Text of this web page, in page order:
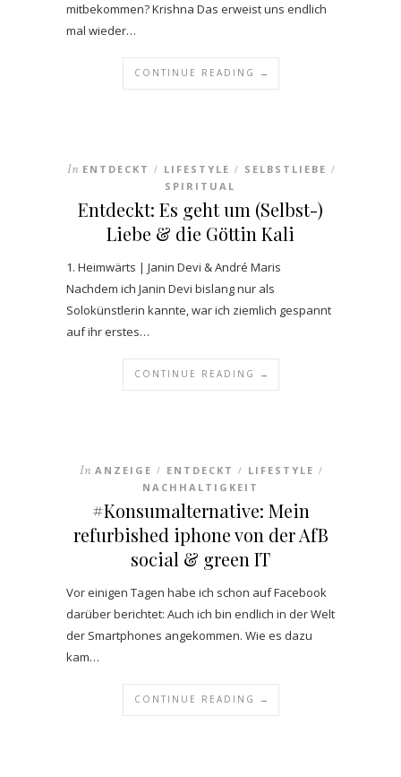
mitbekommen? Krishna Das erweist uns endlich
mal wieder…
CONTINUE READING →
In ENTDECKT / LIFESTYLE / SELBSTLIEBE /
SPIRITUAL
Entdeckt: Es geht um (Selbst-)
Liebe & die Göttin Kali
1. Heimwärts | Janin Devi & André Maris
Nachdem ich Janin Devi bislang nur als
Solokünstlerin kannte, war ich ziemlich gespannt
auf ihr erstes…
CONTINUE READING →
In ANZEIGE / ENTDECKT / LIFESTYLE /
NACHHALTIGKEIT
#Konsumalternative: Mein
refurbished iphone von der AfB
social & green IT
Vor einigen Tagen habe ich schon auf Facebook
darüber berichtet: Auch ich bin endlich in der Welt
der Smartphones angekommen. Wie es dazu
kam…
CONTINUE READING →